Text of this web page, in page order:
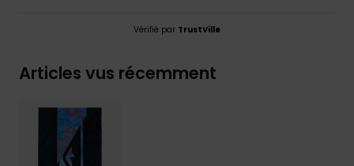
Vérifié par TrustVille
Articles vus récemment